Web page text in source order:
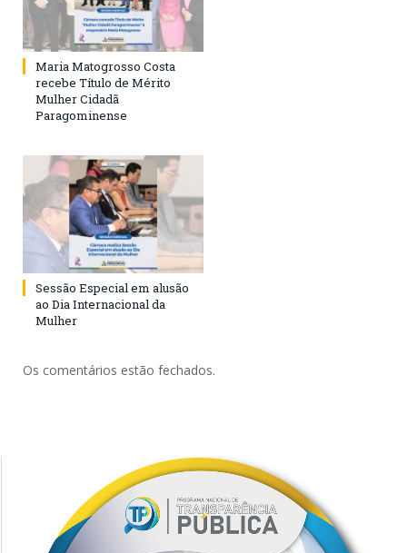
Maria Matogrosso Costa
recebe Título de Mérito
Mulher Cidadã
Paragominense
Sessão Especial em alusão
ao Dia Internacional da
Mulher
Os comentários estão fechados.